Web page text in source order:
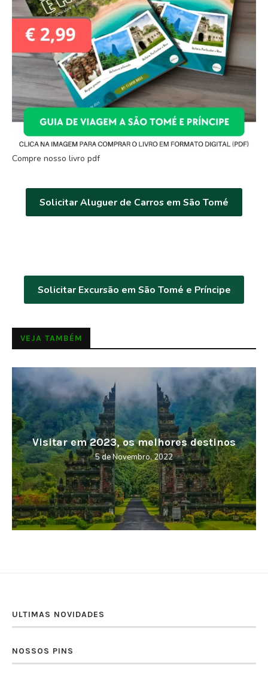
Compre nosso livro pdf
Solicitar Aluguer de Carros em São Tomé
Solicitar Excursão em São Tomé e Príncipe
VEJA TAMBÉM
Visitar em 2023, os melhores destinos
5 de Novembro, 2022
ULTIMAS NOVIDADES
NOSSOS PINS